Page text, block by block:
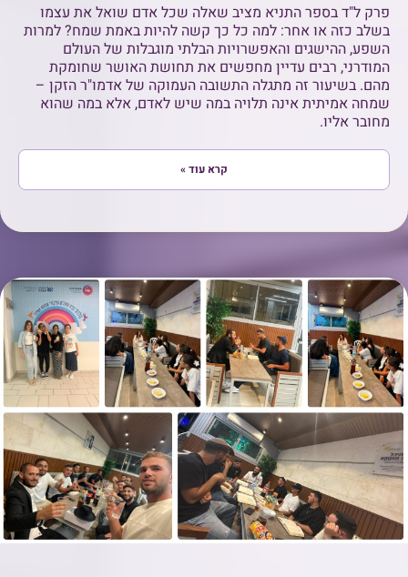
פרק ל"ד בספר התניא מציב שאלה שכל אדם שואל את עצמו
בשלב כזה או אחר: למה כל כך קשה להיות באמת שמח? למרות
השפע, ההישגים והאפשרויות הבלתי מוגבלות של העולם
המודרני, רבים עדיין מחפשים את תחושת האושר שחומקת
מהם. בשיעור זה מתגלה התשובה העמוקה של אדמו"ר הזקן –
שמחה אמיתית אינה תלויה במה שיש לאדם, אלא במה שהוא
מחובר אליו.
קרא עוד »